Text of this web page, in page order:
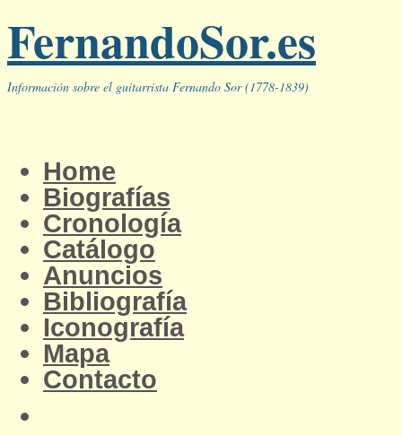
FernandoSor.es
Información sobre el guitarrista Fernando Sor (1778-1839)
Home
Biografías
Cronología
Catálogo
Anuncios
Bibliografía
Iconografía
Mapa
Contacto